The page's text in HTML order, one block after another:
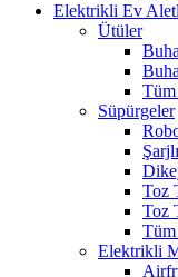
Elektrikli Ev
Ütüler
Süpürgeler
Toz
Toz
Tüm
Elektrikli